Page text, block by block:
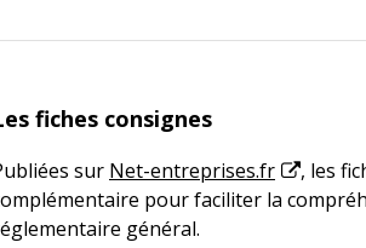
fiches consignes
sur Net-entreprises.fr
, les
pour faciliter la
général.